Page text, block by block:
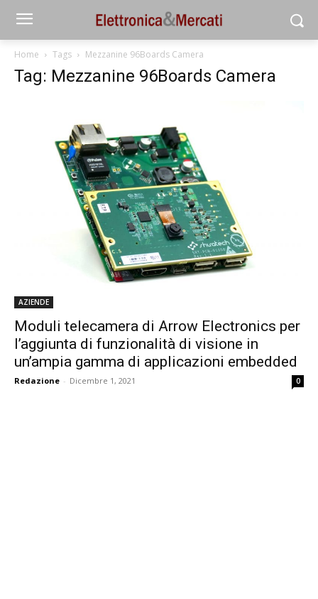
Home Tags Mezzanine 96Boards Camera
Tag: Mezzanine 96Boards Camera
AZIENDE
Moduli telecamera di Arrow Electronics per
l’aggiunta di funzionalità di visione in
un’ampia gamma di applicazioni embedded
Redazione - Dicembre 1, 2021 0